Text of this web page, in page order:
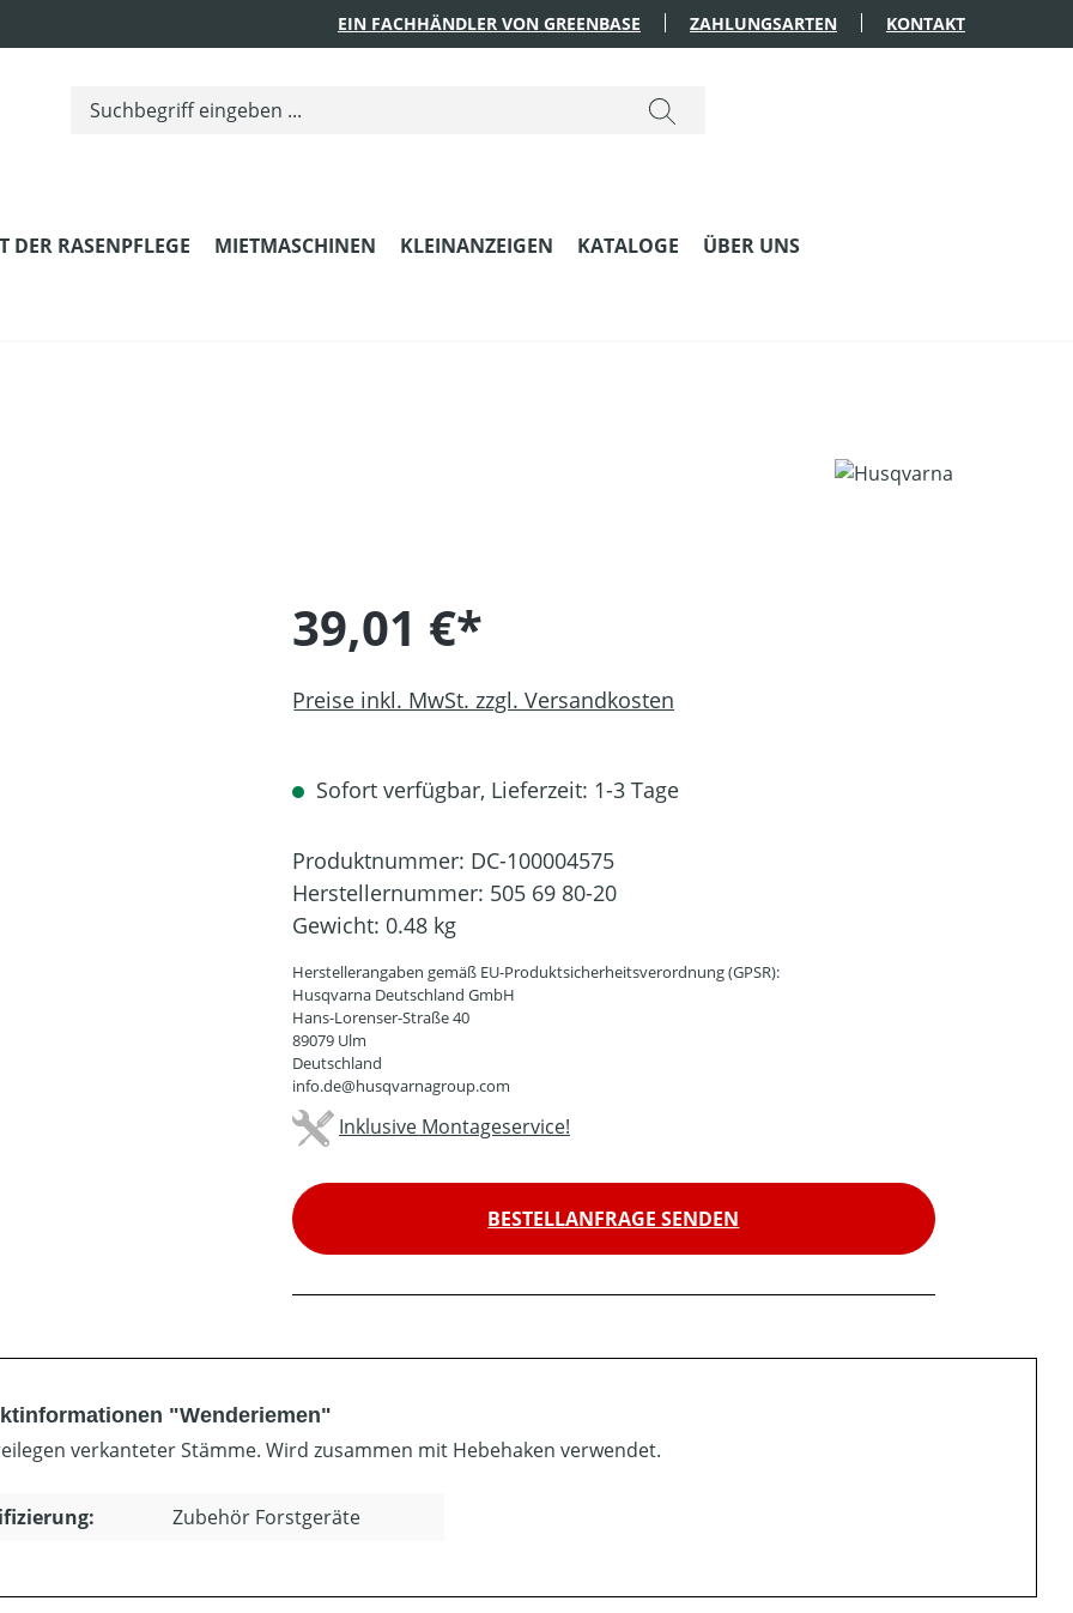
EIN FACHHÄNDLER VON GREENBASE ZAHLUNGSARTEN KONTAKT
DER RASENPFLEGE MIETMASCHINEN KLEINANZEIGEN KATALOGE ÜBER UNS
39,01 €*
Preise inkl. MwSt. zzgl. Versandkosten
Sofort verfügbar, Lieferzeit: 1-3 Tage
Produktnummer: DC-100004575
Herstellernummer: 505 69 80-20
Gewicht: 0.48 kg
Herstellerangaben gemäß EU-Produktsicherheitsverordnung (GPSR):
Husqvarna Deutschland GmbH
Hans-Lorenser-Straße 40
89079 Ulm
Deutschland
info.de@husqvarnagroup.com
Inklusive Montageservice!
BESTELLANFRAGE SENDEN
"Wenderiemen"
verkanteter Stämme. Wird zusammen mit Hebehaken verwendet.
Zubehör Forstgeräte